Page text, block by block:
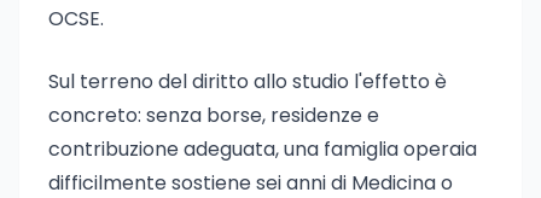
OCSE.
Sul terreno del diritto allo studio l'effetto è
concreto: senza borse, residenze e
contribuzione adeguata, una famiglia operaia
difficilmente sostiene sei anni di Medicina o